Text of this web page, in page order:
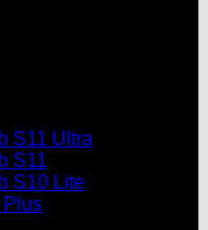
S11 Ultra
S11
S10 Lite
Plus